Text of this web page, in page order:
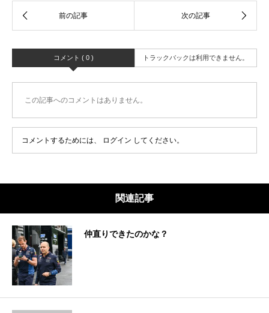
コメント ( 0 ) トラックバックは利用できません。
この記事へのコメントはありません。
コメントするためには、 ログイン してください。
関連記事
仲直りできたのかな？